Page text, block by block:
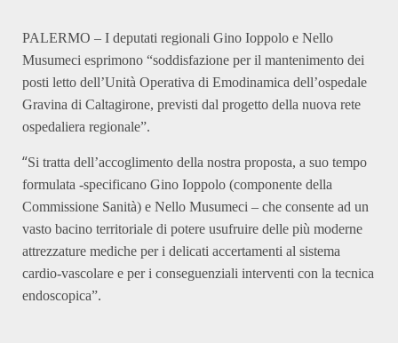
PALERMO – I deputati regionali Gino Ioppolo e Nello
Musumeci esprimono “soddisfazione per il mantenimento dei
posti letto dell’Unità Operativa di Emodinamica dell’ospedale
Gravina di Caltagirone, previsti dal progetto della nuova rete
ospedaliera regionale”.
“Si tratta dell’accoglimento della nostra proposta, a suo tempo
formulata -specificano Gino Ioppolo (componente della
Commissione Sanità) e Nello Musumeci – che consente ad un
vasto bacino territoriale di potere usufruire delle più moderne
attrezzature mediche per i delicati accertamenti al sistema
cardio-vascolare e per i conseguenziali interventi con la tecnica
endoscopica”.